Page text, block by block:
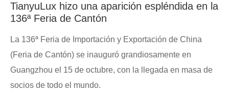
TianyuLux hizo una aparición espléndida en la
136ª Feria de Cantón
La 136ª Feria de Importación y Exportación de China
(Feria de Cantón) se inauguró grandiosamente en
Guangzhou el 15 de octubre, con la llegada en masa de
socios de todo el mundo.